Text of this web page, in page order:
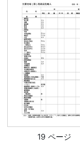
19 ページ